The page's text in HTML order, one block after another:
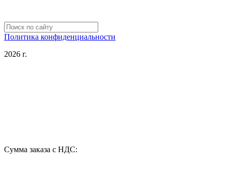
Политика конфиденциальности
2026 г.
Сумма заказа с НДС: